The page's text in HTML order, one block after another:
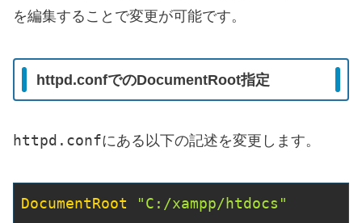
を編集することで変更が可能です。
httpd.confでのDocumentRoot指定
httpd.confにある以下の記述を変更します。
DocumentRoot "C:/xampp/htdocs"